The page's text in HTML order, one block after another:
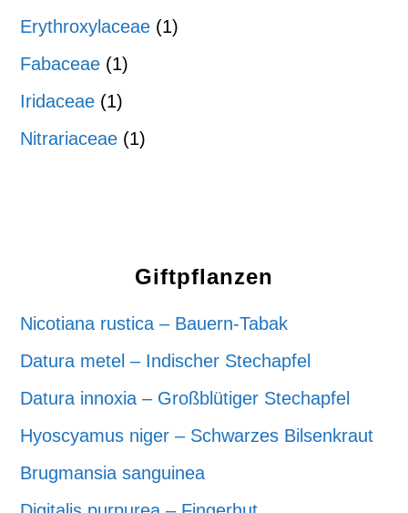
Erythroxylaceae (1)
Fabaceae (1)
Iridaceae (1)
Nitrariaceae (1)
Giftpflanzen
Nicotiana rustica – Bauern-Tabak
Datura metel – Indischer Stechapfel
Datura innoxia – Großblütiger Stechapfel
Hyoscyamus niger – Schwarzes Bilsenkraut
Brugmansia sanguinea